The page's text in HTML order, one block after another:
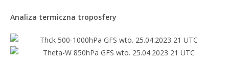
Analiza termiczna troposfery